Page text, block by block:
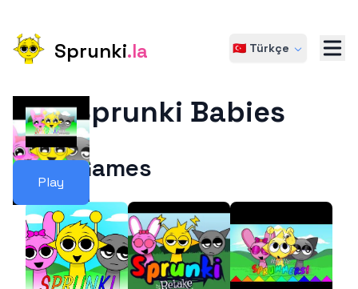
Sprunki.la 🇹🇷 Türkçe
Play
Sprunki Babies
More Games